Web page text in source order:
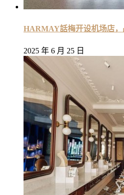
HARMAY話梅开设机场店，
2025 年 6 月 25 日